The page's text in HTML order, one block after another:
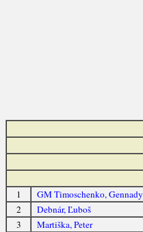
1 GM Timoschenko, Gennady
2
Debnár, Ľuboš
3
Martiška, Peter